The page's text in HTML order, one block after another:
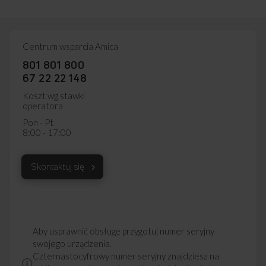
Centrum wsparcia Amica
801 801 800
67 22 22 148
Koszt wg stawki
operatora
Pon - Pt
8:00 - 17:00
Skontaktuj się
Aby usprawnić obsługę przygotuj numer seryjny
swojego urządzenia.
Czternastocyfrowy numer seryjny znajdziesz na